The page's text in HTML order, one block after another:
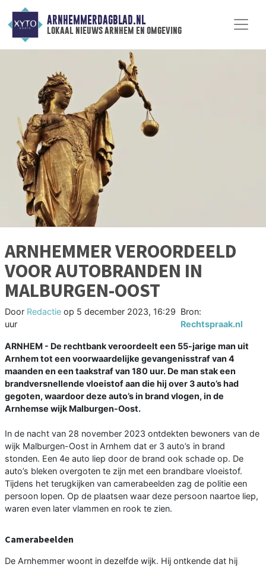
ARNHEMMERDAGBLAD.NL
lokaal nieuws arnhem en omgeving
ARNHEMMER VEROORDEELD
VOOR AUTOBRANDEN IN
MALBURGEN-OOST
Door Redactie op 5 december 2023, 16:29
uur
Bron:
Rechtspraak.nl
ARNHEM - De rechtbank veroordeelt een 55-jarige man uit
Arnhem tot een voorwaardelijke gevangenisstraf van 4
maanden en een taakstraf van 180 uur. De man stak een
brandversnellende vloeistof aan die hij over 3 auto’s had
gegoten, waardoor deze auto’s in brand vlogen, in de
Arnhemse wijk Malburgen-Oost.
In de nacht van 28 november 2023 ontdekten bewoners van de
wijk Malburgen-Oost in Arnhem dat er 3 auto’s in brand
stonden. Een 4e auto liep door de brand ook schade op. De
auto’s bleken overgoten te zijn met een brandbare vloeistof.
Tijdens het terugkijken van camerabeelden zag de politie een
persoon lopen. Op de plaatsen waar deze persoon naartoe liep,
waren even later vlammen en rook te zien.
Camerabeelden
De Arnhemmer woont in dezelfde wijk. Hij ontkende dat hij